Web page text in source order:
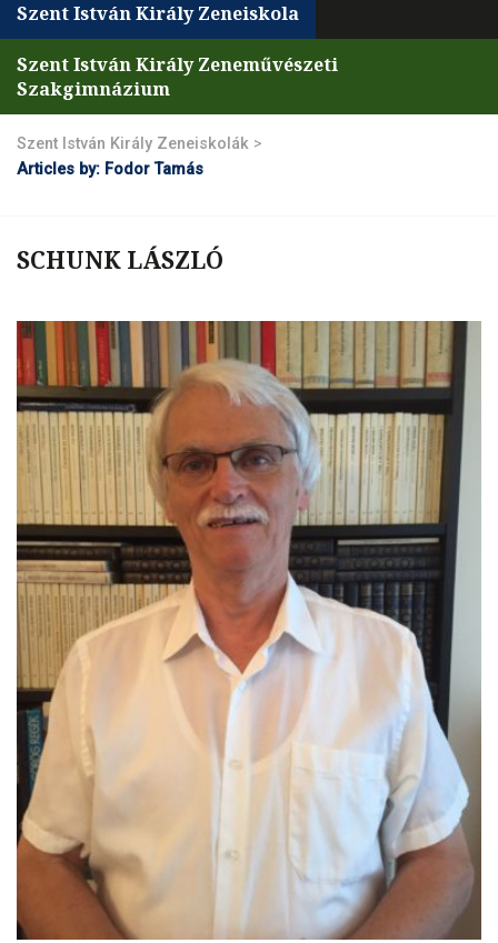
Szent István Király Zeneiskola
Szent István Király Zeneművészeti
Szakgimnázium
Szent István Király Zeneiskolák >
Articles by: Fodor Tamás
SCHUNK LÁSZLÓ